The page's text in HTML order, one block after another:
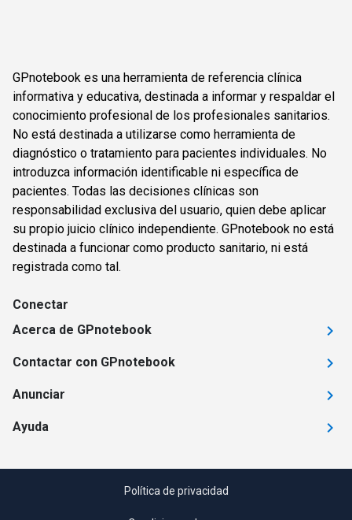
GPnotebook es una herramienta de referencia clínica
informativa y educativa, destinada a informar y respaldar el
conocimiento profesional de los profesionales sanitarios.
No está destinada a utilizarse como herramienta de
diagnóstico o tratamiento para pacientes individuales. No
introduzca información identificable ni específica de
pacientes. Todas las decisiones clínicas son
responsabilidad exclusiva del usuario, quien debe aplicar
su propio juicio clínico independiente. GPnotebook no está
destinada a funcionar como producto sanitario, ni está
registrada como tal.
Conectar
Acerca de GPnotebook
Contactar con GPnotebook
Anunciar
Ayuda
Política de privacidad